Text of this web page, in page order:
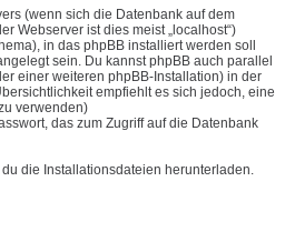
(wenn sich die Datenbank auf dem
Webserver ist dies meist „localhost“)
in das phpBB installiert werden soll
sein. Du kannst phpBB auch parallel
einer weiteren phpBB-Installation) in der
empfiehlt es sich jedoch, eine
verwenden)
das zum Zugriff auf die Datenbank
die Installationsdateien herunterladen.